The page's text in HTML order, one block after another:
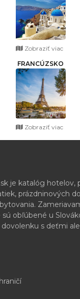
Zobraziť viac
FRANCÚZSKO
Zobraziť viac
je katalóg hotelov,
prázdninových
obľúbené u
dovolenku s deťmi